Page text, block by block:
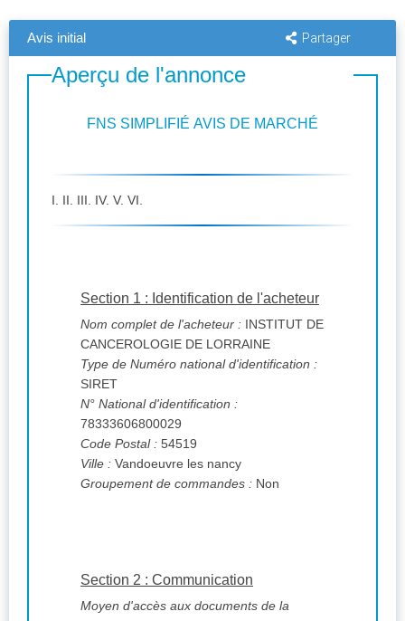
Avis initial Partager
Aperçu de l'annonce
FNS SIMPLIFIÉ AVIS DE MARCHÉ
I. II. III. IV. V. VI.
Section 1 : Identification de l'acheteur
Nom complet de l'acheteur : INSTITUT DE
CANCEROLOGIE DE LORRAINE
Type de Numéro national d'identification :
SIRET
N° National d'identification :
78333606800029
Code Postal : 54519
Ville : Vandoeuvre les nancy
Groupement de commandes : Non
Section 2 : Communication
Moyen d'accès aux documents de la